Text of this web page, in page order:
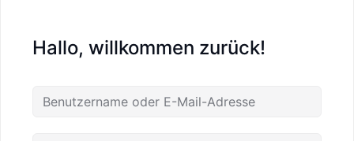
Hallo, willkommen zurück!